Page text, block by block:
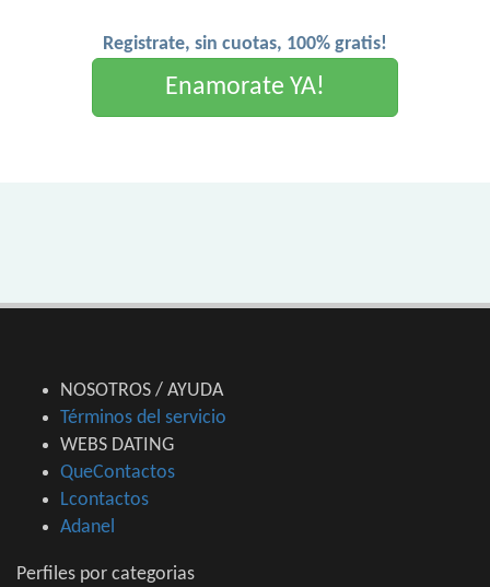
Registrate, sin cuotas, 100% gratis!
Enamorate YA!
NOSOTROS / AYUDA
Términos del servicio
WEBS DATING
QueContactos
Lcontactos
Adanel
Perfiles por categorias